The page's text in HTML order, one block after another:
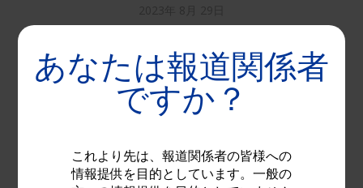
あなたは報道関係者
ですか？
これより先は、報道関係者の皆様への
情報提供を目的としています。一般の
技術*1 と水のグラデーショ
ン構造を用いた 日本アル
コン、生感覚レンズ
週間交換タイプ トータル
®（トータル フォーティ